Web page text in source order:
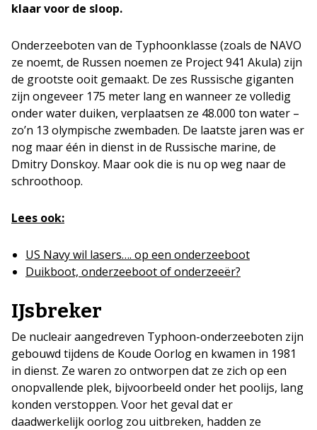
klaar voor de sloop.
Onderzeeboten van de Typhoonklasse (zoals de NAVO
ze noemt, de Russen noemen ze Project 941 Akula) zijn
de grootste ooit gemaakt. De zes Russische giganten
zijn ongeveer 175 meter lang en wanneer ze volledig
onder water duiken, verplaatsen ze 48.000 ton water –
zo’n 13 olympische zwembaden. De laatste jaren was er
nog maar één in dienst in de Russische marine, de
Dmitry Donskoy. Maar ook die is nu op weg naar de
schroothoop.
Lees ook:
US Navy wil lasers…. op een onderzeeboot
Duikboot, onderzeeboot of onderzeeër?
IJsbreker
De nucleair aangedreven Typhoon-onderzeeboten zijn
gebouwd tijdens de Koude Oorlog en kwamen in 1981
in dienst. Ze waren zo ontworpen dat ze zich op een
onopvallende plek, bijvoorbeeld onder het poolijs, lang
konden verstoppen. Voor het geval dat er
daadwerkelijk oorlog zou uitbreken, hadden ze